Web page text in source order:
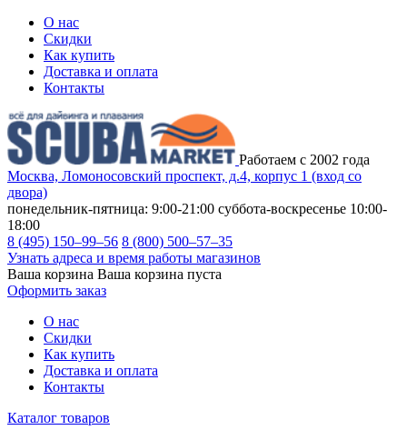
О нас
Скидки
Как купить
Доставка и оплата
Контакты
Работаем с 2002 года
Москва, Ломоносовский проспект, д.4, корпус 1 (вход со
двора)
понедельник-пятница: 9:00-21:00 суббота-воскресенье 10:00-
18:00
8 (495) 150–99–56 8 (800) 500–57–35
Узнать адреса и время работы магазинов
Ваша корзина Ваша корзина пуста
Оформить заказ
О нас
Скидки
Как купить
Доставка и оплата
Контакты
Каталог товаров